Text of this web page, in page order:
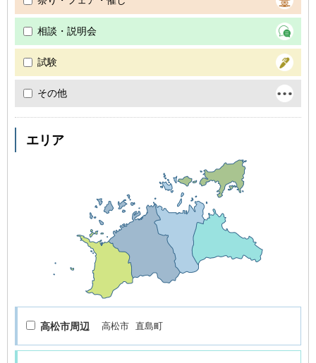
相談・説明会
試験
その他
エリア
高松市周辺 高松市 直島町